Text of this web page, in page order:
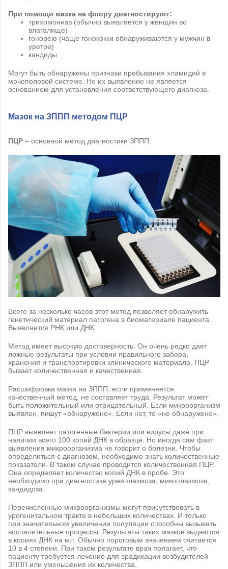
При помощи мазка на флору диагностируют:
трихомониаз (обычно выявляется у женщин во
влагалище)
гонорею (чаще гонококки обнаруживаются у мужчин в
уретре)
кандиды
Могут быть обнаружены признаки пребывания хламидий в
мочеполовой системе. Но их выявление не является
основанием для установления соответствующего диагноза.
Мазок на ЗППП методом ПЦР
ПЦР – основной метод диагностики ЗППП.
Всего за несколько часов этот метод позволяет обнаружить
генетический материал патогена в биоматериале пациента.
Выявляется РНК или ДНК.
Метод имеет высокую достоверность. Он очень редко дает
ложные результаты при условии правильного забора,
хранения и транспортировки клинического материала. ПЦР
бывает количественная и качественная.
Расшифровка мазка на ЗППП, если применяется
качественный метод, не составляет труда. Результат может
быть положительный или отрицательный. Если микроорганизм
выявлен, пишут «обнаружено». Если нет, то «не обнаружено».
ПЦР выявляет патогенные бактерии или вирусы даже при
наличии всего 100 копий ДНК в образце. Но иногда сам факт
выявления микроорганизма не говорит о болезни. Чтобы
определиться с диагнозом, необходимо знать количественные
показатели. В таком случае проводится количественная ПЦР.
Она определяет количество копий ДНК в пробе. Это
необходимо при диагностике уреаплазмоза, микоплазмоза,
кандидоза.
Перечисленные микроорганизмы могут присутствовать в
урогенитальном тракте в небольших количествах. И только
при значительном увеличении популяции способны вызывать
воспалительные процессы. Результаты таких мазков выдаются
в копиях ДНК на мл. Обычно пороговым значением считается
10 в 4 степени. При таком результате врач полагает, что
пациенту требуется лечение для эрадикации возбудителей
ЗППП или уменьшения их количества.